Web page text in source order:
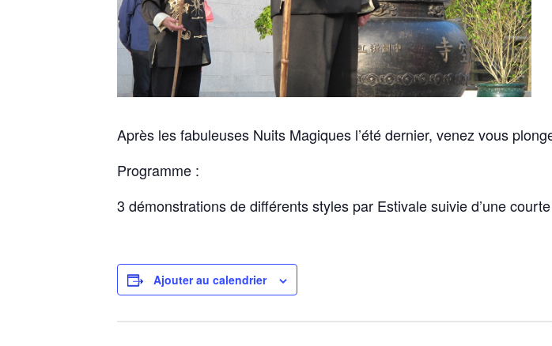
Après les fabuleuses Nuits Magiques l’été dernier, venez vous
Programme :
3 démonstrations de différents styles par Estivale suivie d’une
Ajouter au calendrier